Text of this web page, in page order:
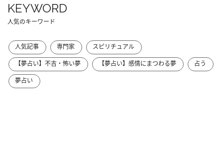
KEYWORD
人気のキーワード
人気記事 専門家
スピリチュアル
【夢占い】不吉・怖い夢
【夢占い】感情にまつわる夢
占う
夢占い